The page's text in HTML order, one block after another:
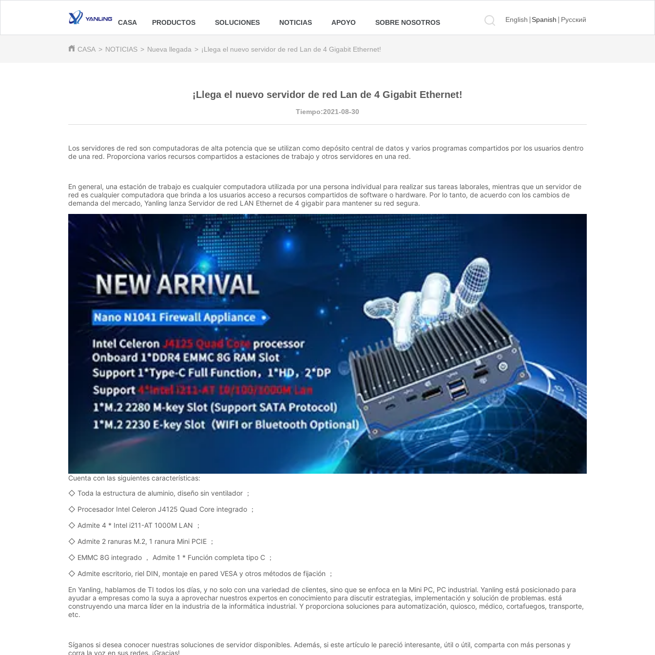
CASA PRODUCTOS SOLUCIONES NOTICIAS APOYO SOBRE NOSOTROS English Spanish Русский
CASA > NOTICIAS > Nueva llegada > ¡Llega el nuevo servidor de red Lan de 4 Gigabit Ethernet!
¡Llega el nuevo servidor de red Lan de 4 Gigabit Ethernet!
Tiempo:2021-08-30